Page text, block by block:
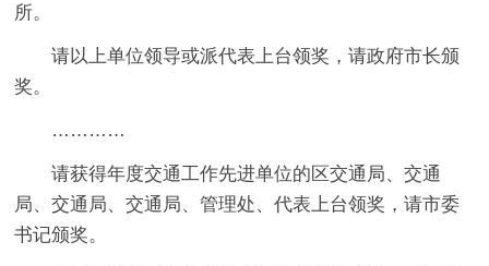
所。
请以上单位领导或派代表上台领奖，请政府市长颁
奖。
…………
请获得年度交通工作先进单位的区交通局、交通
局、交通局、交通局、管理处、代表上台领奖，请市委
书记颁奖。